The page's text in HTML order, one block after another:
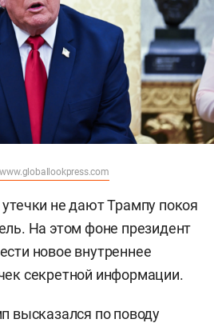
www.globallookpress.com
не дают Трампу покоя
На этом фоне президент
новое внутреннее
секретной информации.
высказался по поводу